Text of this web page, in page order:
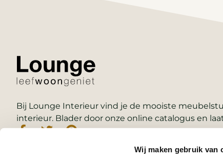
Wij maken gebruik van
Bij Lounge Interieur vind je de mooiste
interieur. Blader door onze online catalogus en